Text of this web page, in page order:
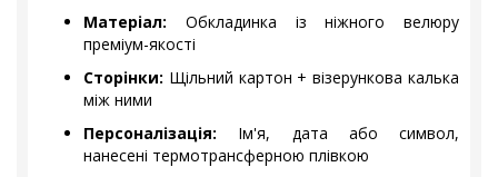
Матеріал: Обкладинка із ніжного велюру
преміум-якості
Сторінки: Щільний картон + візерункова калька
між ними
Персоналізація: Ім'я, дата або символ,
нанесені термотрансферною плівкою